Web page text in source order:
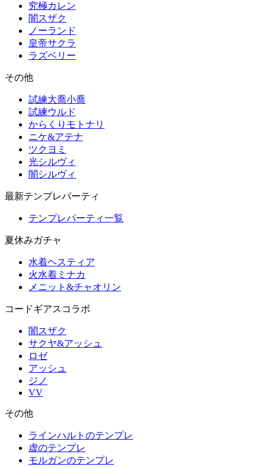
究極カレン
闇スザク
ノーランド
皇帝サクラ
ラズベリー
その他
試練大喬小喬
試練ウルド
からくりモトナリ
ニケ&アテナ
ツクヨミ
光シルヴィ
闇シルヴィ
最新テンプレパーティ
テンプレパーティ一覧
夏休みガチャ
水着ヘスティア
火水着ミナカ
メニット&チャオリン
コードギアスコラボ
闇スザク
サクヤ&アッシュ
ロゼ
アッシュ
ジノ
VV
その他
ラインハルトのテンプレ
虚のテンプレ
モルガンのテンプレ